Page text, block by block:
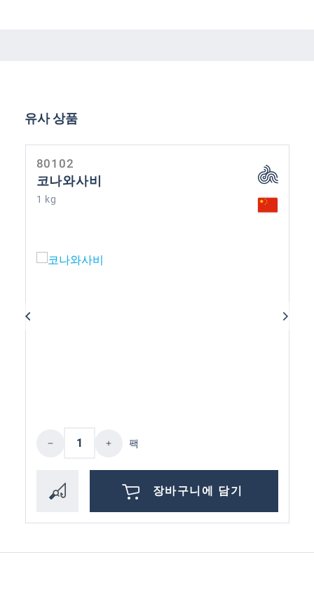
제품 갤러리 건너뛰기
유사 상품
80102
코나와사비
1 kg
제품 수량: 원하는 값을 입력하거나 버
팩
장바구니에 담기